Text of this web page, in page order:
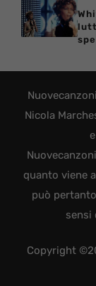
Nicola
quanto viene
può
sensi
Copyright